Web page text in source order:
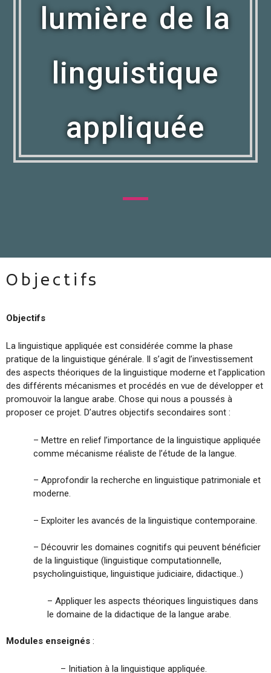
lumière de la
linguistique
appliquée
Objectifs
Objectifs
La linguistique appliquée est considérée comme la phase
pratique de la linguistique générale. Il s’agit de l’investissement
des aspects théoriques de la linguistique moderne et l’application
des différents mécanismes et procédés en vue de développer et
promouvoir la langue arabe. Chose qui nous a poussés à
proposer ce projet. D’autres objectifs secondaires sont :
– Mettre en relief l’importance de la linguistique appliquée
comme mécanisme réaliste de l’étude de la langue.
– Approfondir la recherche en linguistique patrimoniale et
moderne.
– Exploiter les avancés de la linguistique contemporaine.
– Découvrir les domaines cognitifs qui peuvent bénéficier
de la linguistique (linguistique computationnelle,
psycholinguistique, linguistique judiciaire, didactique..)
– Appliquer les aspects théoriques linguistiques dans
le domaine de la didactique de la langue arabe.
Modules enseignés :
– Initiation à la linguistique appliquée.